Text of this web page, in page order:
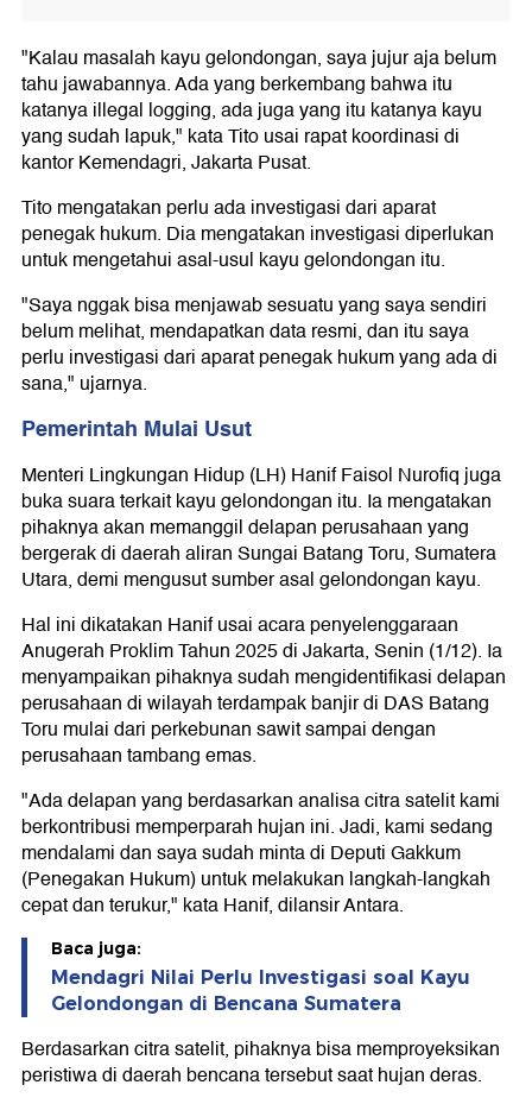
"Kalau masalah kayu gelondongan, saya jujur aja belum
tahu jawabannya. Ada yang berkembang bahwa itu
katanya illegal logging, ada juga yang itu katanya kayu
yang sudah lapuk," kata Tito usai rapat koordinasi di
kantor Kemendagri, Jakarta Pusat.
Tito mengatakan perlu ada investigasi dari aparat
penegak hukum. Dia mengatakan investigasi diperlukan
untuk mengetahui asal-usul kayu gelondongan itu.
"Saya nggak bisa menjawab sesuatu yang saya sendiri
belum melihat, mendapatkan data resmi, dan itu saya
perlu investigasi dari aparat penegak hukum yang ada di
sana," ujarnya.
Pemerintah Mulai Usut
Menteri Lingkungan Hidup (LH) Hanif Faisol Nurofiq juga
buka suara terkait kayu gelondongan itu. Ia mengatakan
pihaknya akan memanggil delapan perusahaan yang
bergerak di daerah aliran Sungai Batang Toru, Sumatera
Utara, demi mengusut sumber asal gelondongan kayu.
Hal ini dikatakan Hanif usai acara penyelenggaraan
Anugerah Proklim Tahun 2025 di Jakarta, Senin (1/12). Ia
menyampaikan pihaknya sudah mengidentifikasi delapan
perusahaan di wilayah terdampak banjir di DAS Batang
Toru mulai dari perkebunan sawit sampai dengan
perusahaan tambang emas.
"Ada delapan yang berdasarkan analisa citra satelit kami
berkontribusi memperparah hujan ini. Jadi, kami sedang
mendalami dan saya sudah minta di Deputi Gakkum
(Penegakan Hukum) untuk melakukan langkah-langkah
cepat dan terukur," kata Hanif, dilansir Antara.
Baca juga:
Mendagri Nilai Perlu Investigasi soal Kayu
Gelondongan di Bencana Sumatera
Berdasarkan citra satelit, pihaknya bisa memproyeksikan
peristiwa di daerah bencana tersebut saat hujan deras.